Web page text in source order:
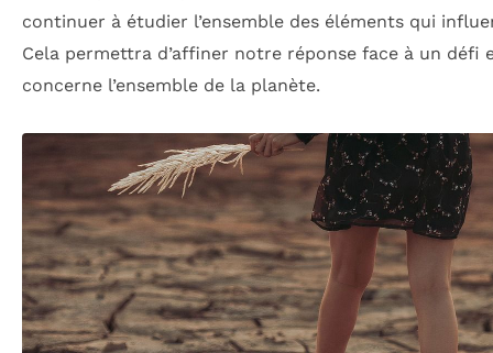
continuer à étudier l’ensemble des éléments qui
Cela permettra d’affiner notre réponse face à un défi
concerne l’ensemble de la planète.